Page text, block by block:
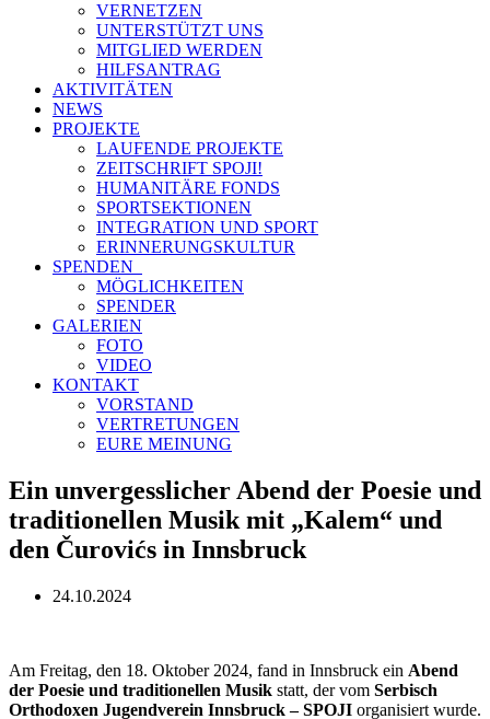
VERNETZEN
UNTERSTÜTZT UNS
MITGLIED WERDEN
HILFSANTRAG
AKTIVITÄTEN
NEWS
PROJEKTE
LAUFENDE PROJEKTE
ZEITSCHRIFT SPOJI!
HUMANITÄRE FONDS
SPORTSEKTIONEN
INTEGRATION UND SPORT
ERINNERUNGSKULTUR
SPENDEN
MÖGLICHKEITEN
SPENDER
GALERIEN
FOTO
VIDEO
KONTAKT
VORSTAND
VERTRETUNGEN
EURE MEINUNG
Ein unvergesslicher Abend der Poesie und
traditionellen Musik mit „Kalem“ und
den Čurovićs in Innsbruck
24.10.2024
Am Freitag, den 18. Oktober 2024, fand in Innsbruck ein Abend
der Poesie und traditionellen Musik statt, der vom Serbisch
Orthodoxen Jugendverein Innsbruck – SPOJI organisiert wurde.